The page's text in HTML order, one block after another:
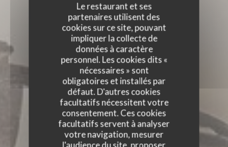
Le restaurant et ses
partenaires utilisent des
cookies sur ce site, pouvant
impliquer la collecte de
données à caractère
personnel. Les cookies dits «
nécessaires » sont
obligatoires et installés par
défaut. D'autres cookies
facultatifs nécessitent votre
consentement. Ces cookies
facultatifs servent à analyser
votre navigation, mesurer